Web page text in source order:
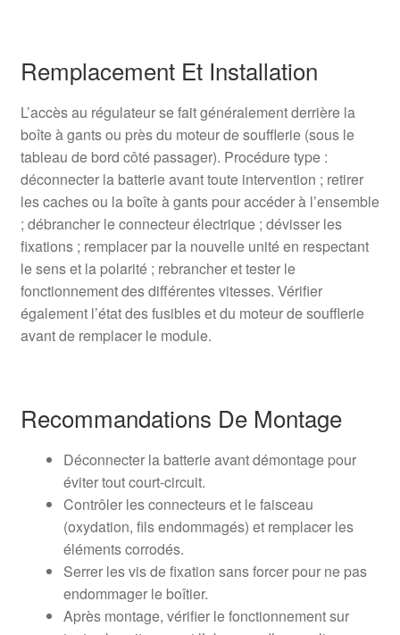
Remplacement Et Installation
L’accès au régulateur se fait généralement derrière la
boîte à gants ou près du moteur de soufflerie (sous le
tableau de bord côté passager). Procédure type :
déconnecter la batterie avant toute intervention ; retirer
les caches ou la boîte à gants pour accéder à l’ensemble
; débrancher le connecteur électrique ; dévisser les
fixations ; remplacer par la nouvelle unité en respectant
le sens et la polarité ; rebrancher et tester le
fonctionnement des différentes vitesses. Vérifier
également l’état des fusibles et du moteur de soufflerie
avant de remplacer le module.
Recommandations De Montage
Déconnecter la batterie avant démontage pour
éviter tout court-circuit.
Contrôler les connecteurs et le faisceau
(oxydation, fils endommagés) et remplacer les
éléments corrodés.
Serrer les vis de fixation sans forcer pour ne pas
endommager le boîtier.
Après montage, vérifier le fonctionnement sur